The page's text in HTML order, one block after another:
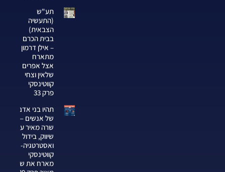
תע"ש
(התעשיה
הצבאית)
בבית הכרם
– אילן דרמון
מתארח
אצל אפרים
שלאין וצחי
קווטינסקי
פרק 33
תהיו בני אדם
של אנשים —
שרה מאיר על
שיווק, בידול
ואסטרטגיה-צחי
קווטינסקי
מארח את שרה